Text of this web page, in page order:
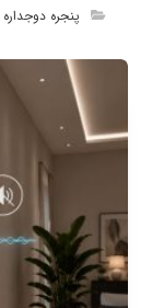
پنجره دوجداره